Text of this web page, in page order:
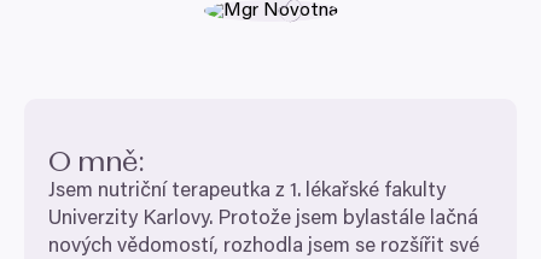
O mně:
Jsem nutriční terapeutka z 1. lékařské fakulty
Univerzity Karlovy. Protože jsem bylastále lačná
nových vědomostí, rozhodla jsem se rozšířit své